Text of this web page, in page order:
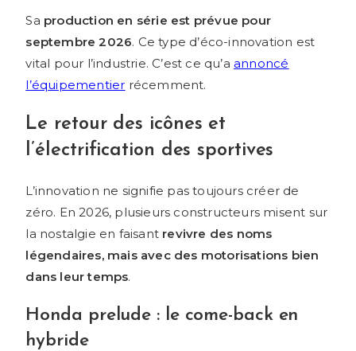
Sa production en série est prévue pour
septembre 2026. Ce type d’éco-innovation est
vital pour l’industrie. C’est ce qu’aannoncé
l’équipementier récemment.
Le retour des icônes et
l’électrification des sportives
L’innovation ne signifie pas toujours créer de
zéro. En 2026, plusieurs constructeurs misent sur
la nostalgie en faisant revivre des noms
légendaires, mais avec des motorisations bien
dans leur temps.
Honda prelude : le come-back en
hybride